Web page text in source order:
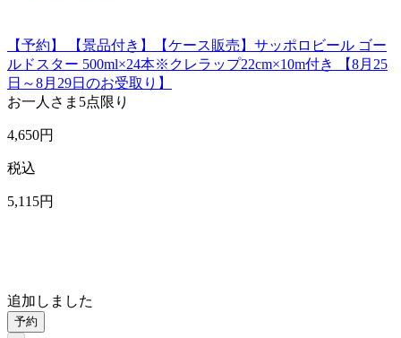
【予約】 【景品付き】【ケース販売】サッポロビール ゴー
ルドスター 500ml×24本※クレラップ22cm×10m付き 【8月25
日～8月29日のお受取り】
お一人さま 5点限り
4,650円
税込
5,115円
追加しました
予約